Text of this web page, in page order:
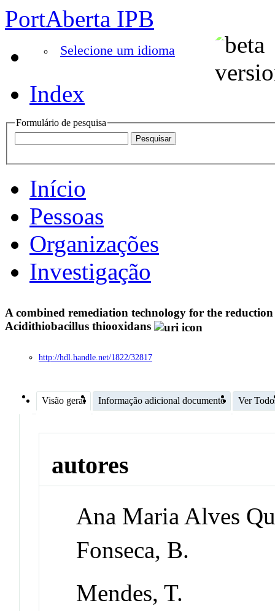
PortAberta IPB
Selecione um idioma
Index
Formulário de pesquisa
Início
Pessoas
Organizações
Investigação
A combined remediation technology for the
Acidithiobacillus thiooxidans
http://hdl.handle.net/1822/32817
Visão geral Informação adicional documento Ver
autores
Ana Maria Alves
Fonseca, B.
Mendes, T.